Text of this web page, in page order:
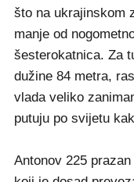
što na ukrajinskom
manje od
šesterokatnica. Za
dužine 84 metra,
vlada veliko
putuju po svijetu
Antonov 225